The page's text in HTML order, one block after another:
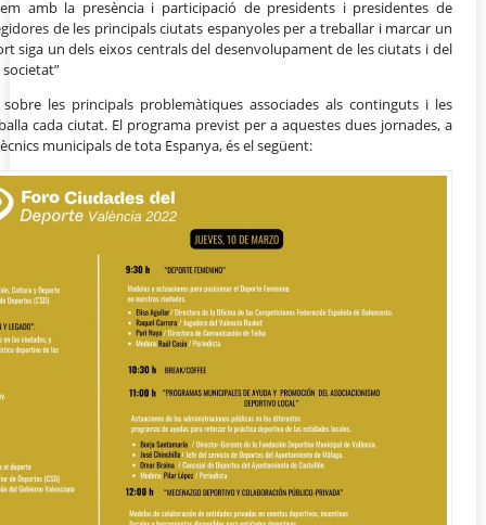
amb la presència i participació de presidents i presidentes de
de les principals ciutats espanyoles per a treballar i marcar un
siga un dels eixos centrals del desenvolupament de les ciutats i del
les principals problemàtiques associades als continguts i les
cada ciutat. El programa previst per a aquestes dues jornades, a
municipals de tota Espanya, és el següent: